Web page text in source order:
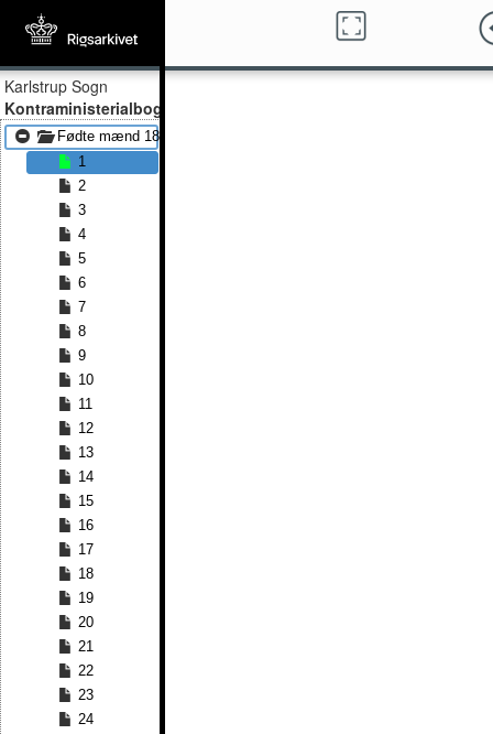
Karlstrup Sogn
Kontraministerialbog
Fødte mænd 1826 - Fødte mænd 1853
1
2
3
4
5
6
7
8
9
10
11
12
13
14
15
16
17
18
19
20
21
22
23
24